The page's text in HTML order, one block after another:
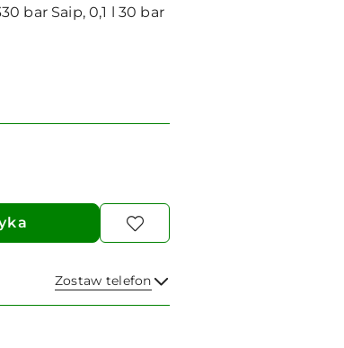
bar Saip, 0,1 l 30 bar
Zostaw telefon
Wyślij